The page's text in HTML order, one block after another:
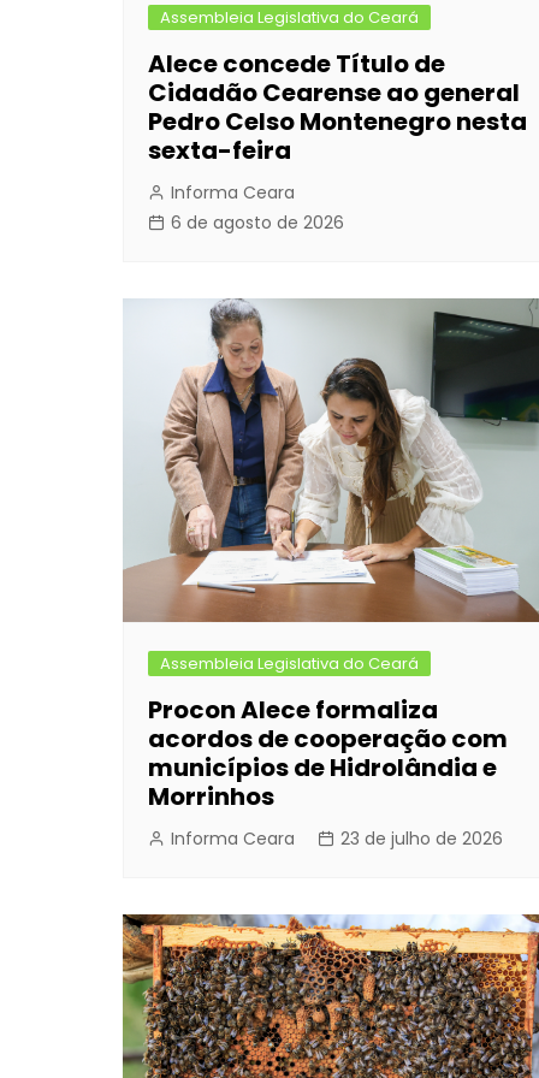
Assembleia Legislativa do Ceará
Alece concede Título de
Cidadão Cearense ao general
Pedro Celso Montenegro nesta
sexta-feira
Informa Ceara
6 de agosto de 2026
Assembleia Legislativa do Ceará
Procon Alece formaliza
acordos de cooperação com
municípios de Hidrolândia e
Morrinhos
Informa Ceara 23 de julho de 2026